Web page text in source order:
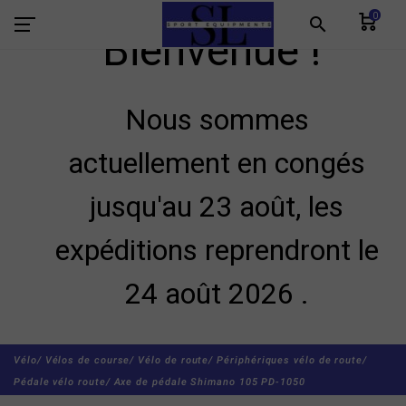
search 0
Bienvenue !
Nous sommes
actuellement en congés
jusqu'au 23 août, les
expéditions reprendront le
24 août 2026 .
Vélo/ Vélos de course/ Vélo de route/ Périphériques vélo de route/
Pédale vélo route/ Axe de pédale Shimano 105 PD-1050